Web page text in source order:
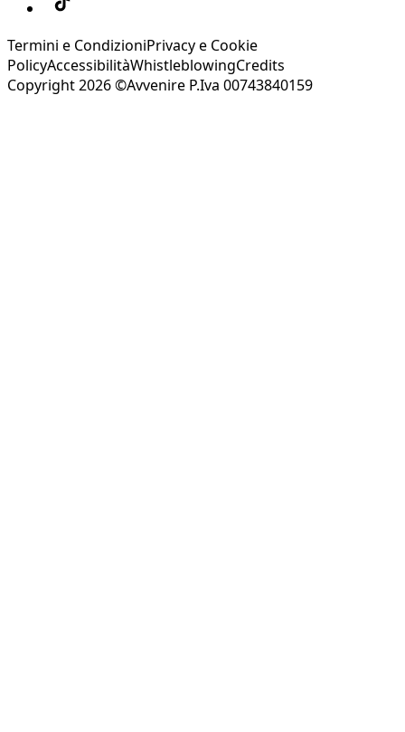
Termini e CondizioniPrivacy e Cookie
PolicyAccessibilitàWhistleblowingCredits
Copyright 2026 ©Avvenire P.Iva 00743840159